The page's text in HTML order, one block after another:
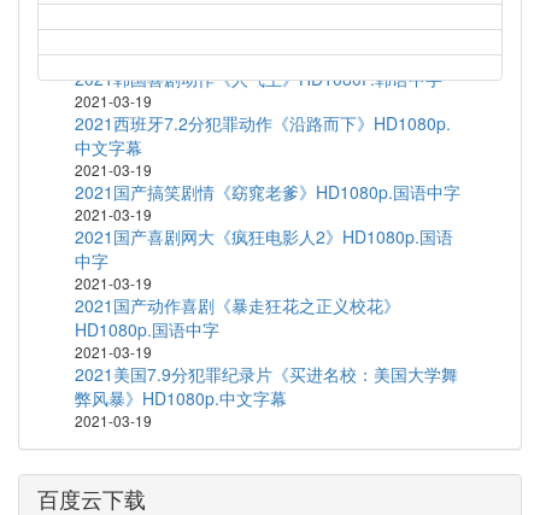
2021-03-19
2020韩国短片集《执念》HD1080P.韩语中字
2021-03-19
2021韩国喜剧动作《人气王》HD1080P.韩语中字
2021-03-19
2021西班牙7.2分犯罪动作《沿路而下》HD1080p.
中文字幕
2021-03-19
2021国产搞笑剧情《窈窕老爹》HD1080p.国语中字
2021-03-19
2021国产喜剧网大《疯狂电影人2》HD1080p.国语
中字
2021-03-19
2021国产动作喜剧《暴走狂花之正义校花》
HD1080p.国语中字
2021-03-19
2021美国7.9分犯罪纪录片《买进名校：美国大学舞
弊风暴》HD1080p.中文字幕
2021-03-19
百度云下载